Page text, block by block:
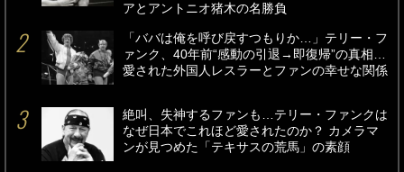
アとアントニオ猪木の名勝負
「ババは俺を呼び戻すつもりか…」テリー・フ
ァンク、40年前“感動の引退→即復帰”の真相…
愛された外国人レスラーとファンの幸せな関係
絶叫、失神するファンも…テリー・ファンクは
なぜ日本でこれほど愛されたのか？ カメラマ
ンが見つめた「テキサスの荒馬」の素顔